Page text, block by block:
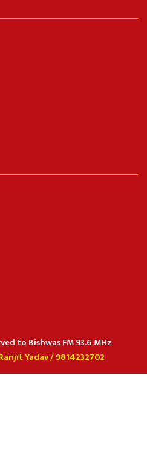
to Bishwas FM 93.6 MHz
Yadav /9814232702